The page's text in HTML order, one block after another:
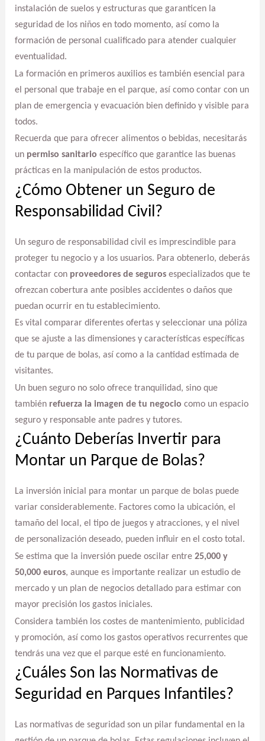
instalación de suelos y estructuras que garanticen la
seguridad de los niños en todo momento, así como la
formación de personal cualificado para atender cualquier
eventualidad.
La formación en primeros auxilios es también esencial para
el personal que trabaje en el parque, así como contar con un
plan de emergencia y evacuación bien definido y visible para
todos.
Recuerda que para ofrecer alimentos o bebidas, necesitarás
un permiso sanitario específico que garantice las buenas
prácticas en la manipulación de estos productos.
¿Cómo Obtener un Seguro de
Responsabilidad Civil?
Un seguro de responsabilidad civil es imprescindible para
proteger tu negocio y a los usuarios. Para obtenerlo, deberás
contactar con proveedores de segurosespecializados que te
ofrezcan cobertura ante posibles accidentes o daños que
puedan ocurrir en tu establecimiento.
Es vital comparar diferentes ofertas y seleccionar una póliza
que se ajuste a las dimensiones y características específicas
de tu parque de bolas, así como a la cantidad estimada de
visitantes.
Un buen seguro no solo ofrece tranquilidad, sino que
también refuerza la imagen de tu negocio como un espacio
seguro y responsable ante padres y tutores.
¿Cuánto Deberías Invertir para
Montar un Parque de Bolas?
La inversión inicial para montar un parque de bolas puede
variar considerablemente. Factores como la ubicación, el
tamaño del local, el tipo de juegos y atracciones, y el nivel
de personalización deseado, pueden influir en el costo total.
Se estima que la inversión puede oscilar entre 25,000 y
50,000 euros, aunque es importante realizar un estudio de
mercado y un plan de negocios detallado para estimar con
mayor precisión los gastos iniciales.
Considera también los costes de mantenimiento, publicidad
y promoción, así como los gastos operativos recurrentes que
tendrás una vez que el parque esté en funcionamiento.
¿Cuáles Son las Normativas de
Seguridad en Parques Infantiles?
Las normativas de seguridad son un pilar fundamental en la